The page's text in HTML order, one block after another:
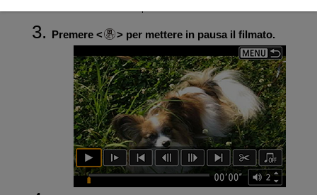
Premere per mettere in pausa il filmato.